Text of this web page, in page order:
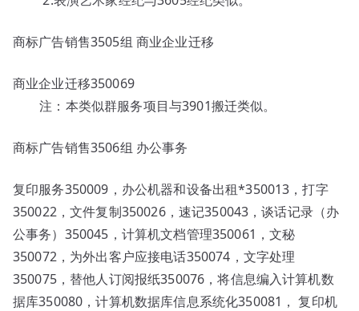
商标广告销售3505组 商业企业迁移
商业企业迁移350069
注：本类似群服务项目与3901搬迁类似。
商标广告销售3506组 办公事务
复印服务350009，办公机器和设备出租*350013，打字
350022，文件复制350026，速记350043，谈话记录（办
公事务）350045，计算机文档管理350061，文秘
350072，为外出客户应接电话350074，文字处理
350075，替他人订阅报纸350076，将信息编入计算机数
据库350080，计算机数据库信息系统化350081， 复印机